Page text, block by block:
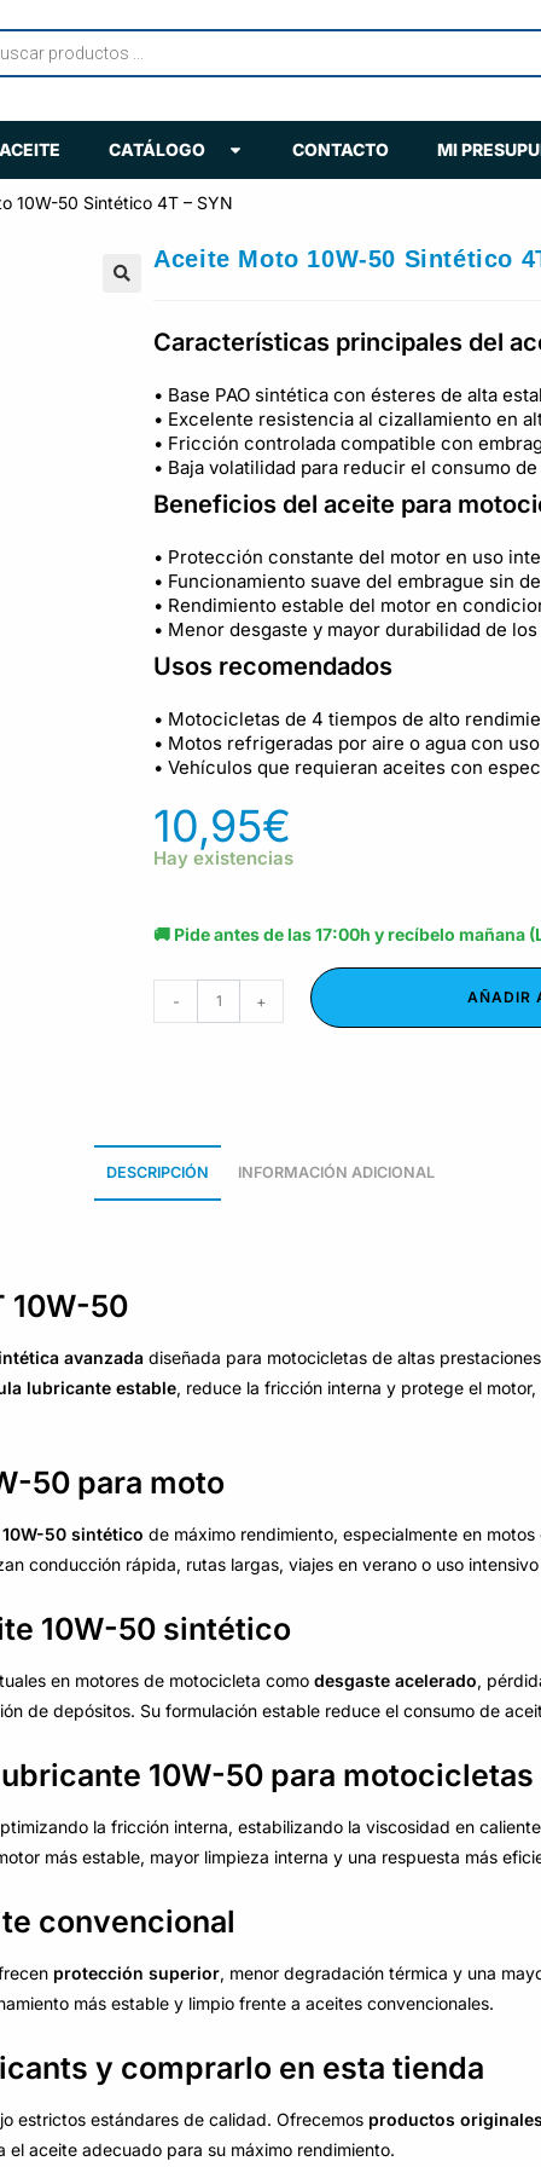
CATÁLOGO CONTACTO MI
10W-50 Sintético 4T – SYN
Aceite Moto 10W-50 Sintético
Características principales del
• Base PAO sintética con ésteres de alta
• Excelente resistencia al cizallamiento en
• Fricción controlada compatible con
• Baja volatilidad para reducir el consumo
Beneficios del aceite para
• Protección constante del motor en uso
• Funcionamiento suave del embrague sin
• Rendimiento estable del motor en
• Menor desgaste y mayor durabilidad de
Usos recomendados
• Motocicletas de 4 tiempos de alto
• Motos refrigeradas por aire o agua con
• Vehículos que requieran aceites con
10,95€
Hay existencias
🚚 Pide antes de las 17:00h y recíbelo mañana
- + AÑADIR
DESCRIPCIÓN INFORMACIÓN ADICIONAL
10W-50
avanzada diseñada para motocicletas de altas
lubricante estable, reduce la fricción interna y protege el
50 para moto
50 sintético de máximo rendimiento, especialmente en
conducción rápida, rutas largas, viajes en verano o uso
10W-50 sintético
en motores de motocicleta comodesgaste acelerado,
de depósitos. Su formulación estable reduce el consumo de
10W-50 para motocicletas
la fricción interna, estabilizando la viscosidad en
más estable, mayor limpieza interna y una respuesta más
convencional
protección superior, menor degradación térmica y una
más estable y limpio frente a aceites convencionales.
y comprarlo en esta tienda
estrictos estándares de calidad. Ofrecemos productos
aceite adecuado para su máximo rendimiento.